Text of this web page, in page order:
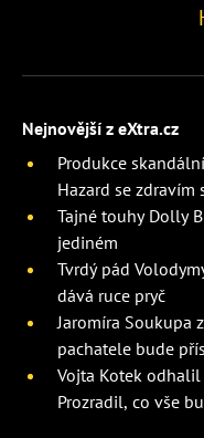
Nejnovější z eXtra.cz
Produkce
Hazard se
Tajné touhy Dolly
jediném
Tvrdý pád
dává ruce pryč
Jaromíra Soukupa
pachatele bude
Vojta Kotek
Prozradil, co vše